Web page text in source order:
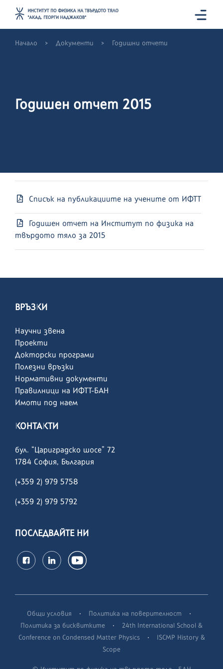
Начало > Документи > Годишни отчети
Годишен отчет 2015
Списък на публикациите на учените от ИФТТ
Годишен отчет на Институт по физика на
твърдото тяло за 2015
ВРЪЗКИ
Научни звена
Проекти
Докторски програми
Полезни връзки
Нормативни документи
Правилници на ИФТТ-БАН
Имоти под наем
КОНТАКТИ
бул. “Цариградско шосе” 72
1784 София, България
(+359 2) 979 5758
(+359 2) 979 5792
ПОСЛЕДВАЙТЕ НИ
Общи условия · Политика на поверителност ·
Политика за бисквитките ·
24th International School &
Conference on Condensed Matter Physics·
ISCMP History &
Scope